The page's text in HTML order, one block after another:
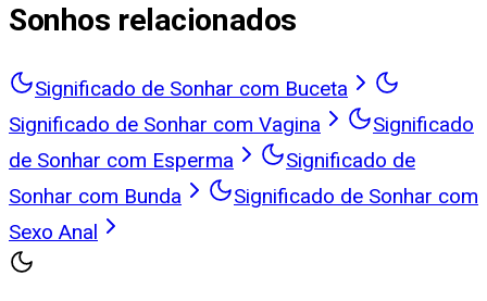
Sonhos relacionados
Significado de Sonhar com Buceta
Significado de Sonhar com Vagina
Significado
de Sonhar com Esperma
Significado de
Sonhar com Bunda
Significado de Sonhar com
Sexo Anal